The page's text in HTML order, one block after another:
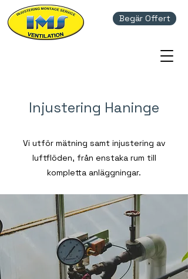
Begär Offert
Injustering Haninge
Vi utför mätning samt injustering av
luftflöden, från enstaka rum till
kompletta anläggningar.